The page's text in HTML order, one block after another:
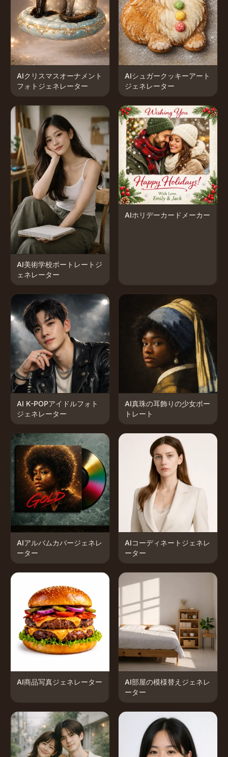
AIクリスマスオーナメント
フォトジェネレーター
AIシュガークッキーアート
ジェネレーター
AI美術学校ポートレートジ
ェネレーター
AIホリデーカードメーカー
AI K-POPアイドルフォト
ジェネレーター
AI真珠の耳飾りの少女ポー
トレート
AIアルバムカバージェネレ
ーター
AIコーディネートジェネレ
ーター
AI商品写真ジェネレーター
AI部屋の模様替えジェネレ
ーター